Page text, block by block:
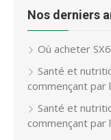
Nos derniers
Où acheter
Santé et
commençant par
Santé et
commençant par